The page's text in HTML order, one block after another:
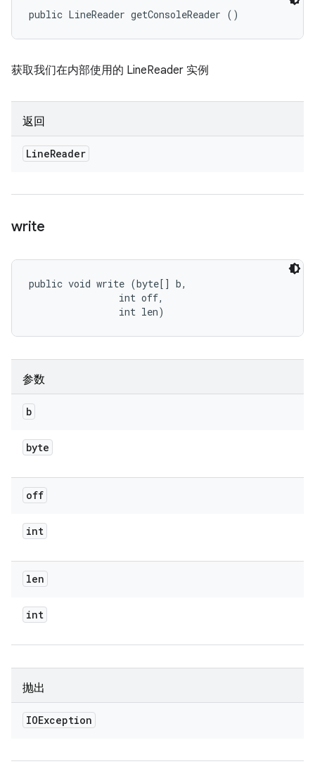
public LineReader getConsoleReader ()
获取我们在内部使用的 LineReader 实例
返回
LineReader
write
public void write (byte[] b,
                int off,
                int len)
参数
b
byte
off
int
len
int
抛出
IOException